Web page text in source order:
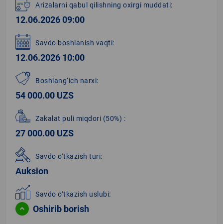
of
4
Arizalarni qabul qilishning oxirgi muddati:
12.06.2026 09:00
Savdo boshlanish vaqti:
12.06.2026 10:00
Boshlang‘ich narxi:
54 000.00 UZS
Zakalat puli miqdori (50%) :
27 000.00 UZS
Savdo o‘tkazish turi:
Auksion
Savdo o‘tkazish uslubi:
Oshirib borish